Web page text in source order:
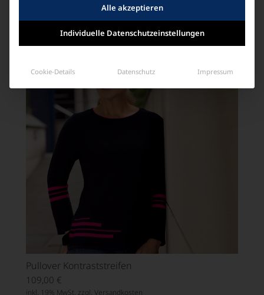
Versandkosten
Pullover Kontraststreifen
109,00 €
inkl. 19% MwSt. zzgl. Versandkosten
Alle akzeptieren
Individuelle Datenschutzeinstellungen
Cookie-Details Datenschutz Impressum